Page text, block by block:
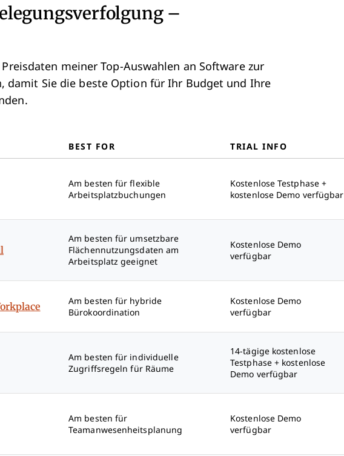
–
meiner Top-Auswahlen an Software zur
damit Sie die beste Option für Ihr Budget und Ihre
BEST FOR TRIAL INFO
Am besten für flexible
Arbeitsplatzbuchungen
Kostenlose Testphase +
kostenlose Demo verfügbar
Am besten für umsetzbare
Flächennutzungsdaten am
Arbeitsplatz geeignet
Kostenlose Demo
verfügbar
Am besten für hybride
Bürokoordination
Kostenlose Demo
verfügbar
Am besten für individuelle
Zugriffsregeln für Räume
14-tägige kostenlose
Testphase + kostenlose
Demo verfügbar
Am besten für
Teamanwesenheitsplanung
Kostenlose Demo
verfügbar